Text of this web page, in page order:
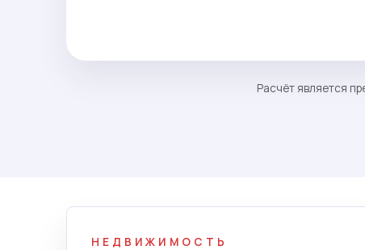
Расчёт является
НЕДВИЖИМОСТЬ